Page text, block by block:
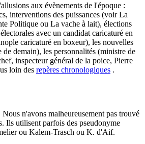
aux évènements de l'époque :
interventions des puissances (voir La
Politique ou La vache à lait), élections
avec un candidat caricaturé en
caricaturé en boxeur), les nouvelles
demain), les personnalités (ministre de
inspecteur général de la poice, Pierre
loin des repères chronologiques .
n'avons malheureusement pas trouvé
Ils utilisent parfois des pseudonyme
ou Kalem-Trasch ou K. d'Aif.